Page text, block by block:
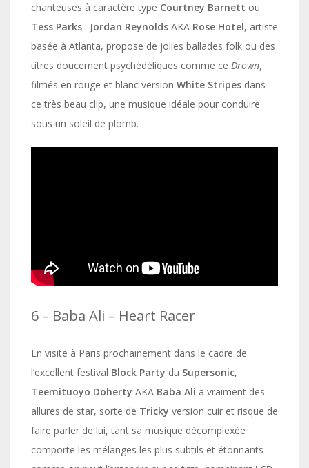
chanteuses à caractère type Courtney Barnett ou
Tess Parks : Jordan Reynolds AKA Rose Hotel, artiste
basée à Atlanta, propose de jolies ballades folk ou des
titres doucement psychédéliques comme ce Drown,
filmés en rouge et blanc version White Stripes dans
ce très beau clip, une musique idéale pour conduire
sous un soleil de plomb.
6 – Baba Ali – Heart Racer
En visite à Paris prochainement dans le cadre de
l’excellent festival Block Party du Supersonic,
Teemituoyo Doherty AKA Baba Ali a vraiment des
allures de star, sorte de Tricky version cuir et risque de
faire parler de lui, tant sa musique décomplexée
comporte les mélanges les plus subtils et étonnants